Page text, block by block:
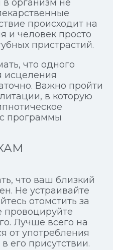
в организм не
происходит на
и человек просто
пристрастий.
что одного
исцеления
Важно пройти
в которую
программы
что ваш близкий
Не устраивайте
отомстить за
Лучше всего на
от употребления
его присутствии.